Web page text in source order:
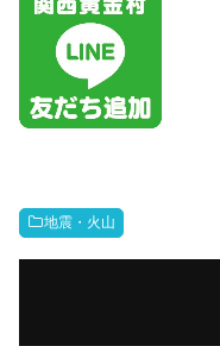
地震・火山